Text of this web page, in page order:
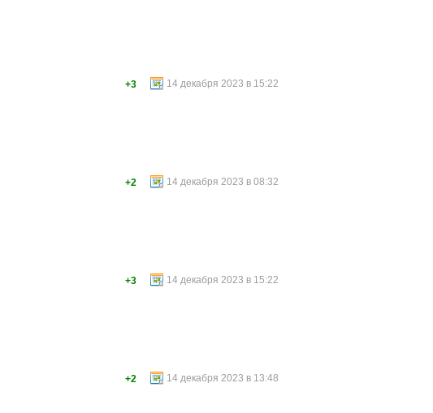
14 декабря 2023 в 15:22
+3
14 декабря 2023 в 08:32
+2
14 декабря 2023 в 15:22
+3
14 декабря 2023 в 13:48
+2